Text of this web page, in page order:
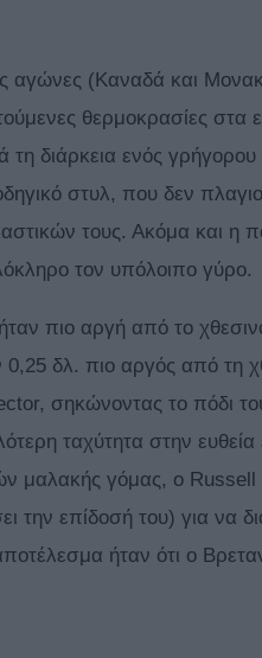
αγώνες (Καναδά και
θερμοκρασίες στα
τη διάρκεια ενός
στυλ, που δεν
τους. Ακόμα και η
τον υπόλοιπο γύρο.
πιο αργή από το
δλ. πιο αργός από τη
σηκώνοντας το πόδι
ταχύτητα στην
μαλακής γόμας, ο
την επίδοσή του) για να
ήταν ότι ο